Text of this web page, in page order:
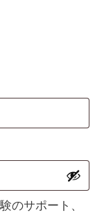
のサポート、